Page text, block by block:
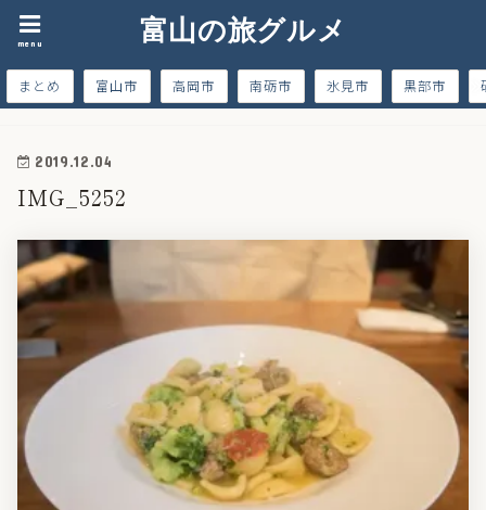
富山の旅グルメ
menu
まとめ 富山市 高岡市 南砺市 氷見市 黒部市
2019.12.04
IMG_5252